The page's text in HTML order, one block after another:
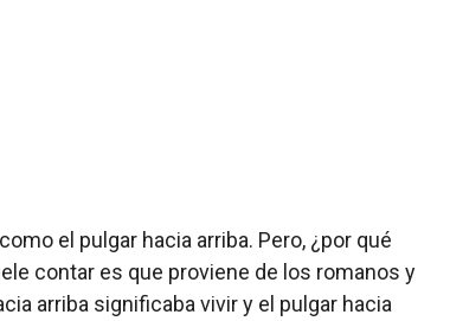
el pulgar hacia arriba. Pero, ¿por qué
contar es que proviene de los romanos y
arriba significaba vivir y el pulgar hacia